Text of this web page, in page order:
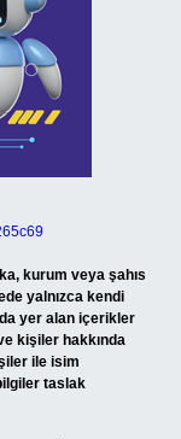
kurum veya şahıs
yalnızca kendi
yer alan içerikler
kişiler hakkında
ile isim
taslak